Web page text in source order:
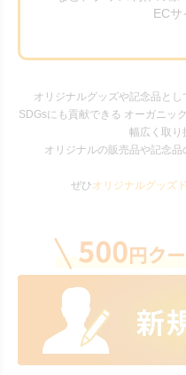
ECサ
オリジナルグッズや記念品とし
SDGsにも貢献できる オーガニッ
幅広く取り
オリジナルの販売品や記念品
ぜひオリジナルグッズ